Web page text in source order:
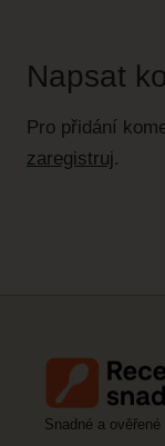
Napsat
Pro přidání
zaregistruj.
Snadné a